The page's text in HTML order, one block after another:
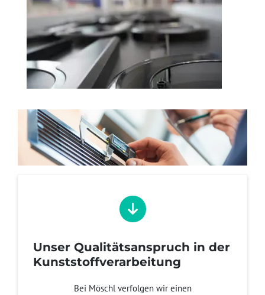
Unser Qualitätsanspruch in der
Kunststoffverarbeitung
Bei Möschl verfolgen wir einen